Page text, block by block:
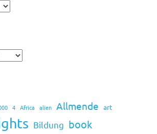
4 Africa alien Allmende art
Bildung book